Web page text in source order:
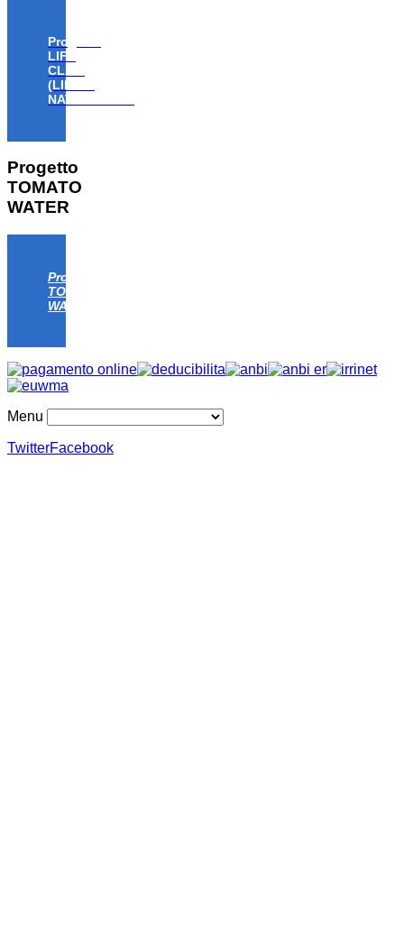
Progetto
LIFE
CLAW
(LIFE18
NAT/IT/000806)
Progetto
TOMATO
WATER
Progetto
TOMATO
WATER
Menu
TwitterFacebook